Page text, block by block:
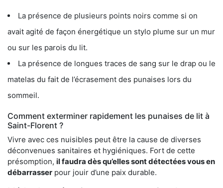
La présence de plusieurs points noirs comme si on
avait agité de façon énergétique un stylo plume sur un mur
ou sur les parois du lit.
La présence de longues traces de sang sur le drap ou le
matelas du fait de l’écrasement des punaises lors du
sommeil.
Comment exterminer rapidement les punaises de lit à
Saint-Florent ?
Vivre avec ces nuisibles peut être la cause de diverses
déconvenues sanitaires et hygiéniques. Fort de cette
présomption, il faudra dès qu’elles sont détectées vous en
débarrasser pour jouir d’une paix durable.